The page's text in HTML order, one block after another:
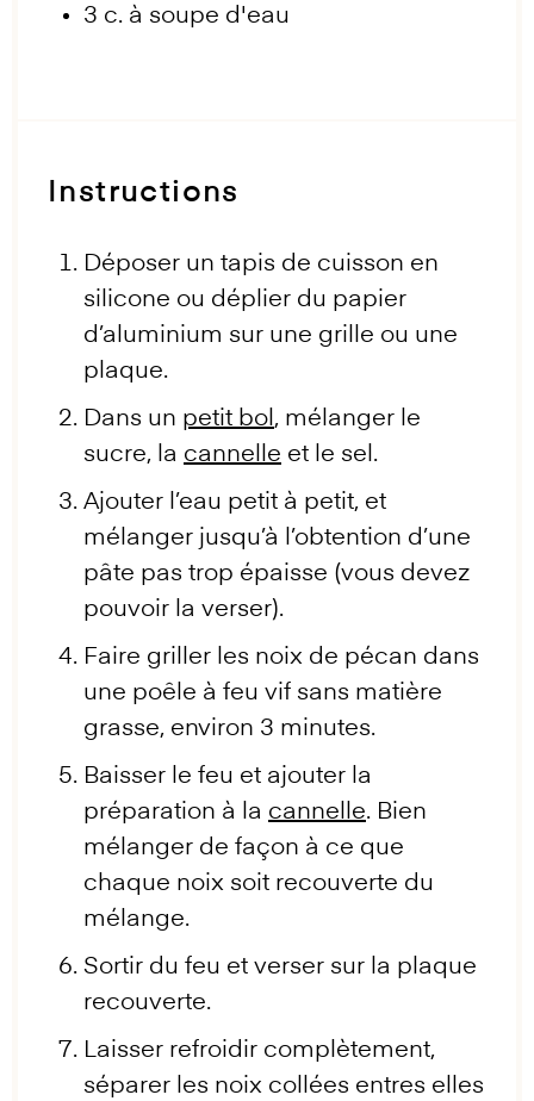
3 c. à soupe d'eau
Instructions
Déposer un tapis de cuisson en
silicone ou déplier du papier
d’aluminium sur une grille ou une
plaque.
Dans un petit bol, mélanger le
sucre, la cannelle et le sel.
Ajouter l’eau petit à petit, et
mélanger jusqu’à l’obtention d’une
pâte pas trop épaisse (vous devez
pouvoir la verser).
Faire griller les noix de pécan dans
une poêle à feu vif sans matière
grasse, environ 3 minutes.
Baisser le feu et ajouter la
préparation à la cannelle. Bien
mélanger de façon à ce que
chaque noix soit recouverte du
mélange.
Sortir du feu et verser sur la plaque
recouverte.
Laisser refroidir complètement,
séparer les noix collées entres elles